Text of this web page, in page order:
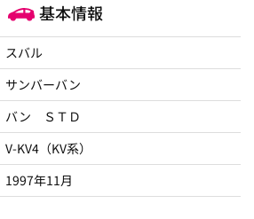
基本情報
スバル
サンバーバン
バン ＳＴＤ
V-KV4（KV系）
1997年11月